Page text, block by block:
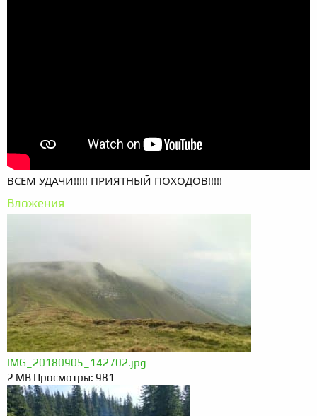
ВСЕМ УДАЧИ!!!!! ПРИЯТНЫЙ ПОХОДОВ!!!!!
Вложения
IMG_20180905_142702.jpg
2 MB Просмотры: 981